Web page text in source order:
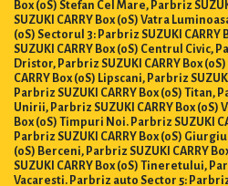
Box (0S) Stefan Cel Mare, Parbriz
SUZUKI CARRY Box (0S) Vatra
(0S) Sectorul 3: Parbriz SUZUKI CARRY
SUZUKI CARRY Box (0S) Centrul Civic,
Dristor, Parbriz SUZUKI CARRY Box
CARRY Box (0S) Lipscani, Parbriz
Parbriz SUZUKI CARRY Box (0S) Titan,
Unirii, Parbriz SUZUKI CARRY Box (0S)
Box (0S) Timpuri Noi. Parbriz SUZUKI
Parbriz SUZUKI CARRY Box (0S)
(0S) Berceni, Parbriz SUZUKI CARRY
SUZUKI CARRY Box (0S) Tineretului,
Vacaresti. Parbriz auto Sector 5: Parbriz